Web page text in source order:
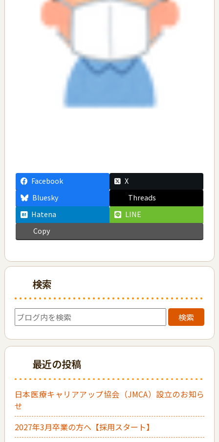
Facebook
X
Bluesky
Threads
Hatena
LINE
Copy
検索
検索
最近の投稿
日本医療キャリアアップ協会（JMCA）設立のお知ら
せ
2027年3月卒業の方へ【採用スタート】